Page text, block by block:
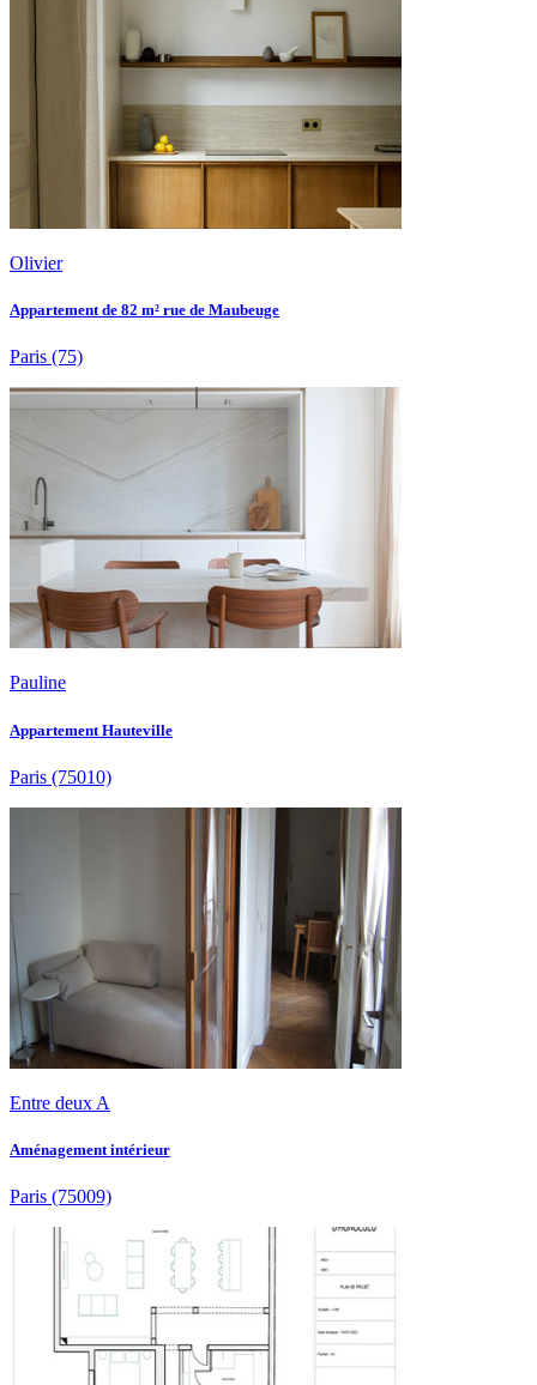
Olivier
Appartement de 82 m² rue de Maubeuge
Paris (75)
Pauline
Appartement Hauteville
Paris (75010)
Entre deux A
Aménagement intérieur
Paris (75009)